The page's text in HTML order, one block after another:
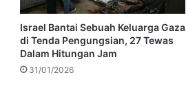
Israel Bantai Sebuah Keluarga Gaza
di Tenda Pengungsian, 27 Tewas
Dalam Hitungan Jam
31/01/2026